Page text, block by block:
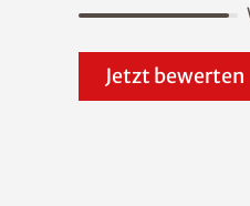
Jetzt bewerten